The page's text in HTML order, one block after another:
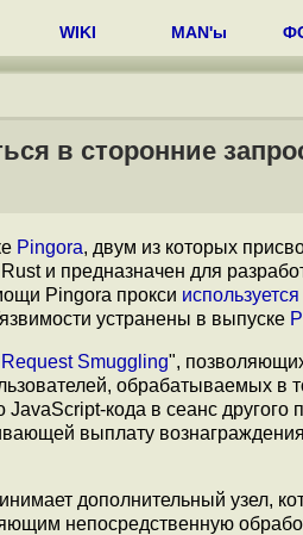
WIKI MAN'ы
в сторонние
Pingora, двум из которых
и предназначен для
Pingora прокси используется
устранены в выпуске
Smuggling",
обрабатываемых в
кода в сеанс другого
выплату
дополнительный узел,
непосредственную